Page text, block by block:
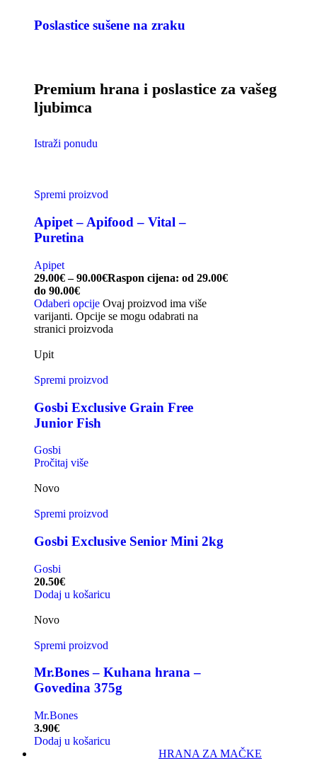
Poslastice sušene na zraku
Premium hrana i poslastice za vašeg
ljubimca
Istraži ponudu
Spremi proizvod
Apipet – Apifood – Vital –
Puretina
Apipet
29.00€ – 90.00€Raspon cijena: od 29.00€
do 90.00€
Odaberi opcije Ovaj proizvod ima više
varijanti. Opcije se mogu odabrati na
stranici proizvoda
Upit
Spremi proizvod
Gosbi Exclusive Grain Free
Junior Fish
Gosbi
Pročitaj više
Novo
Spremi proizvod
Gosbi Exclusive Senior Mini 2kg
Gosbi
20.50€
Dodaj u košaricu
Novo
Spremi proizvod
Mr.Bones – Kuhana hrana –
Govedina 375g
Mr.Bones
3.90€
Dodaj u košaricu
HRANA ZA MAČKE